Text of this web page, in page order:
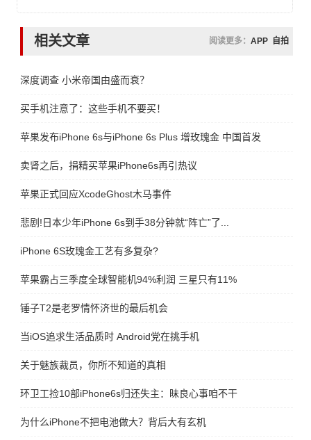
相关文章 阅读更多： APP 自拍
深度调查 小米帝国由盛而衰？
买手机注意了：这些手机不要买！
苹果发布iPhone 6s与iPhone 6s Plus 增玫瑰金 中国首发
卖肾之后，捐精买苹果iPhone6s再引热议
苹果正式回应XcodeGhost木马事件
悲剧!日本少年iPhone 6s到手38分钟就“阵亡”了...
iPhone 6S玫瑰金工艺有多复杂?
苹果霸占三季度全球智能机94%利润 三星只有11%
锤子T2是老罗情怀济世的最后机会
当iOS追求生活品质时 Android党在挑手机
关于魅族裁员，你所不知道的真相
环卫工捡10部iPhone6s归还失主：昧良心事咱不干
为什么iPhone不把电池做大？背后大有玄机